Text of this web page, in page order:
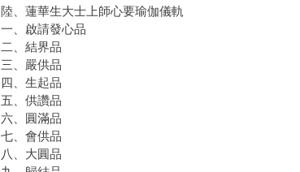
陸、蓮華生大士上師心要瑜伽儀軌
一、啟請發心品
二、結界品
三、嚴供品
四、生起品
五、供讚品
六、圓滿品
七、會供品
八、大圓品